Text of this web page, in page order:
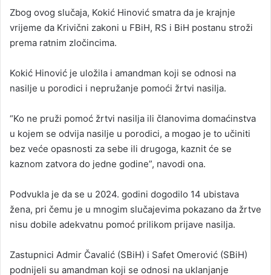
Zbog ovog slučaja, Kokić Hinović smatra da je krajnje
vrijeme da Krivični zakoni u FBiH, RS i BiH postanu stroži
prema ratnim zločincima.
Kokić Hinović je uložila i amandman koji se odnosi na
nasilje u porodici i nepružanje pomoći žrtvi nasilja.
“Ko ne pruži pomoć žrtvi nasilja ili članovima domaćinstva
u kojem se odvija nasilje u porodici, a mogao je to učiniti
bez veće opasnosti za sebe ili drugoga, kaznit će se
kaznom zatvora do jedne godine”, navodi ona.
Podvukla je da se u 2024. godini dogodilo 14 ubistava
žena, pri čemu je u mnogim slučajevima pokazano da žrtve
nisu dobile adekvatnu pomoć prilikom prijave nasilja.
Zastupnici Admir Čavalić (SBiH) i Safet Omerović (SBiH)
podnijeli su amandman koji se odnosi na uklanjanje